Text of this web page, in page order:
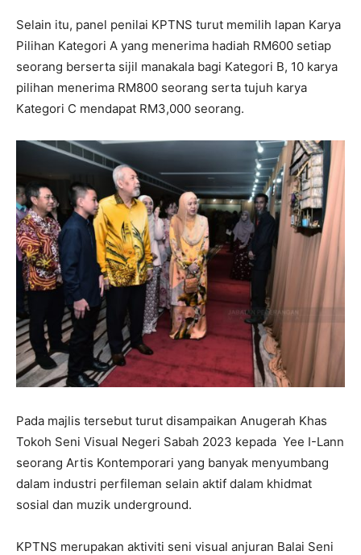
Selain itu, panel penilai KPTNS turut memilih lapan Karya
Pilihan Kategori A yang menerima hadiah RM600 setiap
seorang berserta sijil manakala bagi Kategori B, 10 karya
pilihan menerima RM800 seorang serta tujuh karya
Kategori C mendapat RM3,000 seorang.
Pada majlis tersebut turut disampaikan Anugerah Khas
Tokoh Seni Visual Negeri Sabah 2023 kepada Yee I-Lann
seorang Artis Kontemporari yang banyak menyumbang
dalam industri perfileman selain aktif dalam khidmat
sosial dan muzik underground.
KPTNS merupakan aktiviti seni visual anjuran Balai Seni